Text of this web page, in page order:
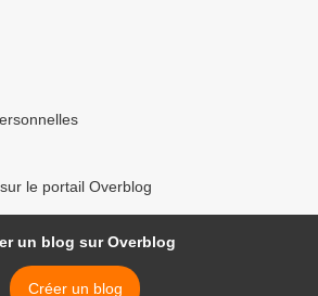
le portail Overblog
un blog sur Overblog
Créer un blog